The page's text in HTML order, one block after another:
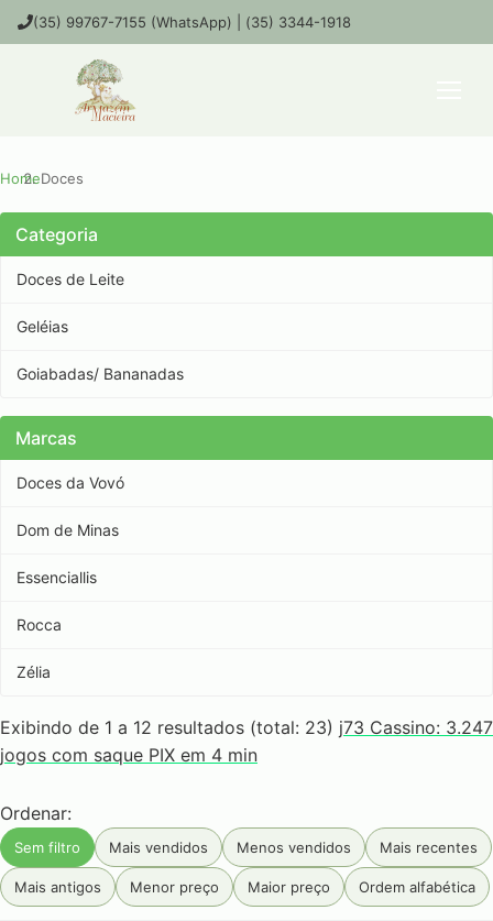
(35) 99767-7155 (WhatsApp) | (35) 3344-1918
HomeDoces
Categoria
Doces de Leite
Geléias
Goiabadas/ Bananadas
Marcas
Doces da Vovó
Dom de Minas
Essenciallis
Rocca
Zélia
Exibindo de 1 a 12 resultados (total: 23) j73 Cassino: 3.247
jogos com saque PIX em 4 min
Ordenar:
Sem filtro Mais vendidos Menos vendidos Mais recentes
Mais antigos Menor preço Maior preço Ordem alfabética